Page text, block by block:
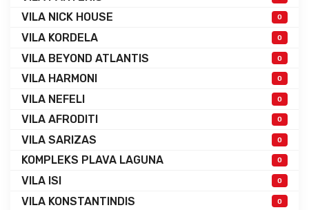
VILA NICK HOUSE 0
VILA KORDELA 0
VILA BEYOND ATLANTIS 0
VILA HARMONI 0
VILA NEFELI 0
VILA AFRODITI 0
VILA SARIZAS 0
KOMPLEKS PLAVA LAGUNA 0
VILA ISI 0
VILA KONSTANTINDIS 0